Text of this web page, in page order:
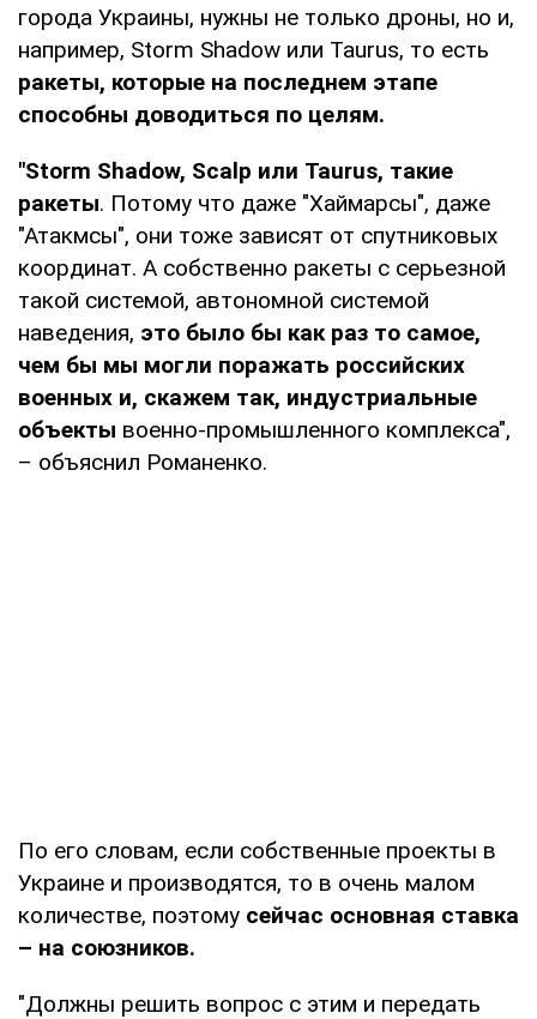
города Украины, нужны не только дроны, но и,
например, Storm Shadow или Taurus, то есть
ракеты, которые на последнем этапе
способны доводиться по целям.
"Storm Shadow, Scalp или Taurus, такие
ракеты. Потому что даже "Хаймарсы", даже
"Атакмсы", они тоже зависят от спутниковых
координат. А собственно ракеты с серьезной
такой системой, автономной системой
наведения, это было бы как раз то самое,
чем бы мы могли поражать российских
военных и, скажем так, индустриальные
объекты военно-промышленного комплекса",
– объяснил Романенко.
По его словам, если собственные проекты в
Украине и производятся, то в очень малом
количестве, поэтому сейчас основная ставка
– на союзников.
"Должны решить вопрос с этим и передать